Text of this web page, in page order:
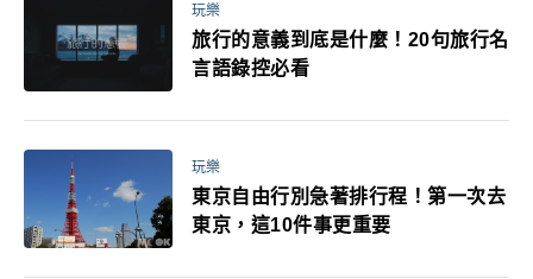
玩樂
旅行的意義到底是什麼！20句旅行名
言語錄控必看
玩樂
東京自由行別急著排行程！第一次去
東京，這10件事更重要